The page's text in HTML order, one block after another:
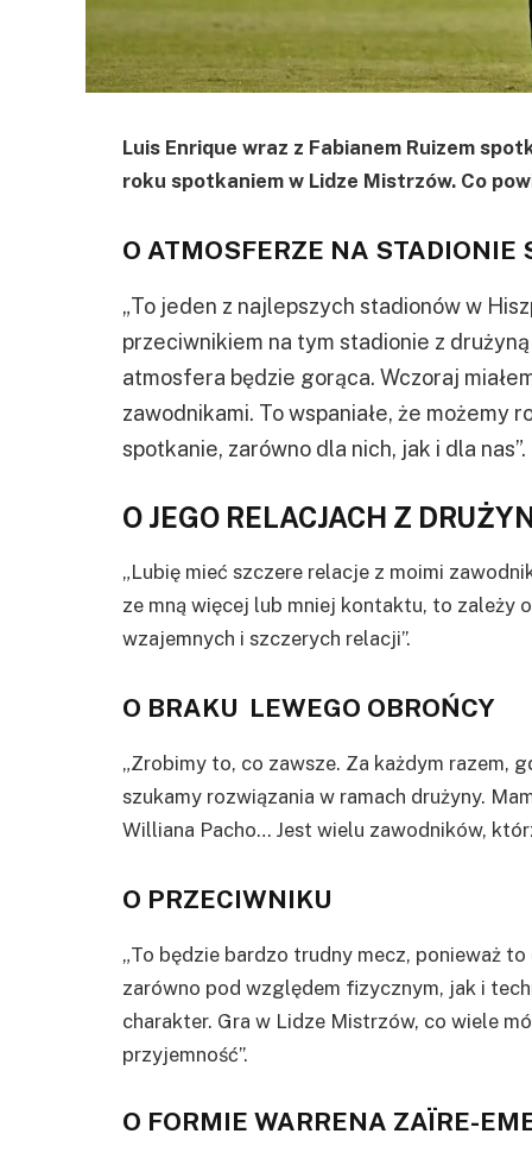
Luis Enrique wraz z Fabianem Ruizem
roku spotkaniem w Lidze Mistrzów. Co
O ATMOSFERZE NA STADIONIE
„To jeden z najlepszych stadionów w
przeciwnikiem na tym stadionie z
atmosfera będzie gorąca. Wczoraj
zawodnikami. To wspaniałe, że możemy
spotkanie, zarówno dla nich, jak i dla nas”.
O JEGO RELACJACH Z
„Lubię mieć szczere relacje z moimi
ze mną więcej lub mniej kontaktu, to zależy
wzajemnych i szczerych relacji”.
O BRAKU LEWEGO OBROŃCY
„Zrobimy to, co zawsze. Za każdym razem,
szukamy rozwiązania w ramach drużyny.
Williana Pacho… Jest wielu zawodników,
O PRZECIWNIKU
„To będzie bardzo trudny mecz, ponieważ
zarówno pod względem fizycznym, jak i
charakter. Gra w Lidze Mistrzów, co wiele
przyjemność”.
O FORMIE WARRENA ZAÏRE-